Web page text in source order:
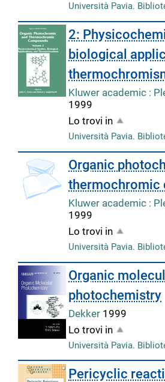
Università Pavia.
2:
biological
Kluwer academic :
1999
Lo trovi in
Università Pavia.
copertina
Organic
thermochromic
Kluwer academic :
1999
Lo trovi in
Università Pavia.
Organic
photochemistry
Dekker 1999
Lo trovi in
Università Pavia.
Pericyclic